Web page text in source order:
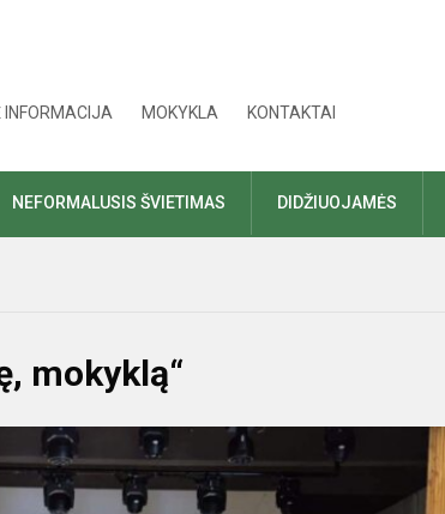
INFORMACIJA MOKYKLA KONTAKTAI
NEFORMALUSIS ŠVIETIMAS DIDŽIUOJAMĖS
mokyklą“